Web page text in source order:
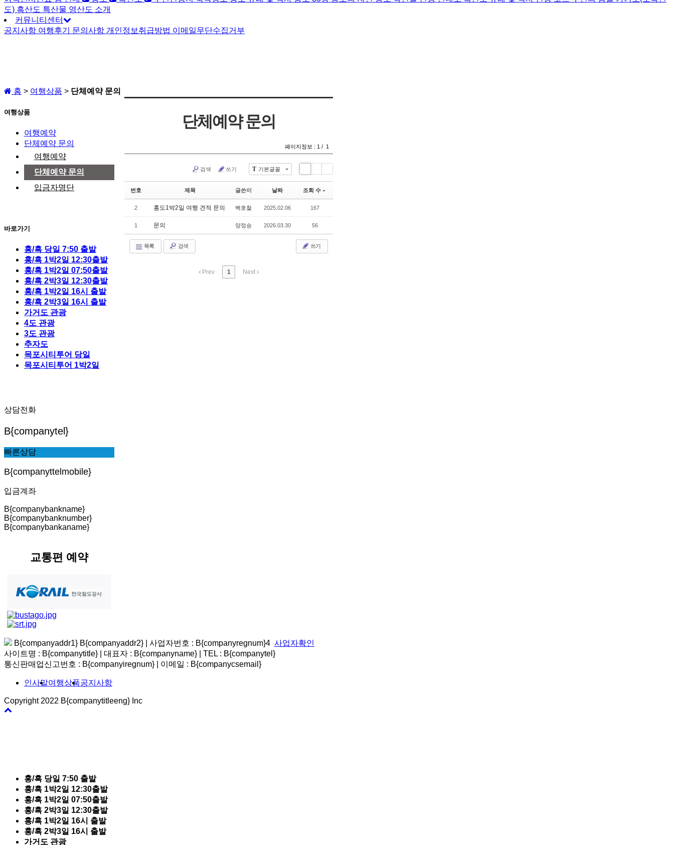
도) 흑산도 특산물 영산도 소개
커뮤니티센터
공지사항 여행후기 문의사항 개인정보취급방법 이메일무단수집거부
홈 > 여행상품 > 단체예약 문의
여행상품
여행예약
단체예약 문의
여행예약
단체예약 문의
입금자명단
바로가기
홍/흑 당일 7:50 출발
홍/흑 1박2일 12:30출발
홍/흑 1박2일 07:50출발
홍/흑 2박3일 12:30출발
홍/흑 1박2일 16시 출발
홍/흑 2박3일 16시 출발
가거도 관광
4도 관광
3도 관광
추자도
목포시티투어 당일
목포시티투어 1박2일
상담전화
B{companytel}
빠른상담
B{companyttelmobile}
입금계좌
B{companybankname}
B{companybanknumber}
B{companybankaname}
교통편 예약
단체예약 문의
페이지정보 : 1 / 1
T 기본글꼴
검색 쓰기
L
i
s
Z
n
e
G
ll
번호 제목 글쓴이 날짜 조회 수
2 홍도1박2일 여행 견적 문의 백호철 2025.02.06 167
1 문의 양정승 2026.03.30 56
목록 검색 쓰기
Prev 1 Next
B{companyaddr1} B{companyaddr2} 사업자번호 : B{companyregnum}4 사업자확인
사이트명 : B{companytitle} | 대표자 : B{companyname}
TEL : B{companytel}
통신판매업신고번호 : B{companyiregnum}
이메일 : B{companycsemail}
인사말여행상품공지사항
Copyright 2022 B{companytitleeng} Inc
홍/흑 당일 7:50 출발
홍/흑 1박2일 12:30출발
홍/흑 1박2일 07:50출발
홍/흑 2박3일 12:30출발
홍/흑 1박2일 16시 출발
홍/흑 2박3일 16시 출발
가거도 관광